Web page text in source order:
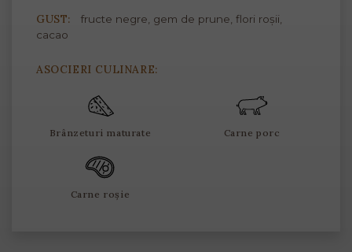
GUST:
fructe negre, gem de prune, flori roșii,
cacao
ASOCIERI CULINARE:
Brânzeturi maturate Carne porc
Carne roșie